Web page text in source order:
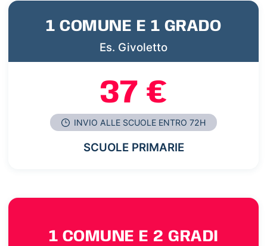
1 COMUNE E 1 GRADO
Es. Givoletto
37 €
INVIO ALLE SCUOLE ENTRO 72H
SCUOLE PRIMARIE
1 COMUNE E 2 GRADI